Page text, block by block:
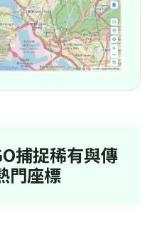
捕捉稀有與傳
門座標